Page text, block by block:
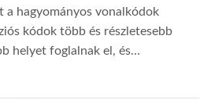
a hagyományos vonalkódok
kódok több és részletesebb
helyet foglalnak el, és…